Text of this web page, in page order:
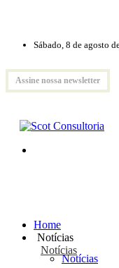
Sábado, 8 de agosto
Assine nossa newsletter
Home
Notícias
Notícias
Notícias